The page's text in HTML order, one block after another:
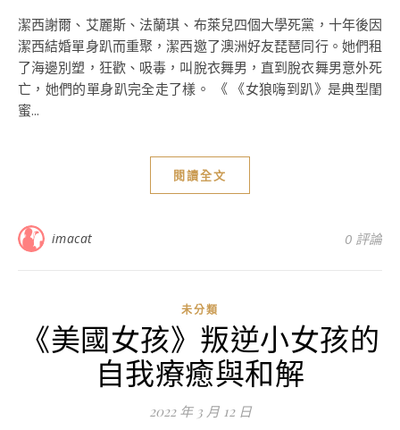
潔西謝爾、艾麗斯、法蘭琪、布萊兒四個大學死黨，十年後因
潔西結婚單身趴而重聚，潔西邀了澳洲好友琵琶同行。她們租
了海邊別塑，狂歡、吸毒，叫脫衣舞男，直到脫衣舞男意外死
亡，她們的單身趴完全走了樣。 《 《女狼嗨到趴》是典型閨
蜜...
閱讀全文
imacat 0 評論
未分類
《美國女孩》叛逆小女孩的
自我療癒與和解
2022 年 3 月 12 日